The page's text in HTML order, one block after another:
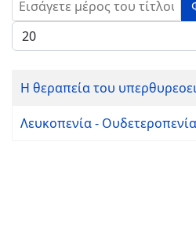
Εμφάνιση #
Η θεραπεία του
Λευκοπενία - Ουδετεροπενία